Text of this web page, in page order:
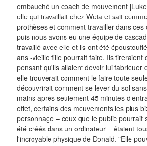
embauché un coach de mouvement
elle qui travaillait chez Wētā et sait
prothèses et comment travailler dans ces
puis nous avons eu une équipe de
travaillé avec elle et ils ont été
ans -vieille fille pourrait faire. Ils tireraient
pensant qu'ils allaient devoir lui fabriquer
elle trouverait comment le faire toute
découvrirait comment se lever du sol
mains après seulement 45 minutes
effet, certains des mouvements les plus
personnage – ceux que le public pourrait
été créés dans un ordinateur – étaient
l'incroyable physique de Donald. "Elle